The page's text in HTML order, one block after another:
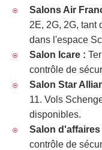
Salons Air
2E, 2G, 2G, tant
dans l'espace
Salon Icare :
contrôle de
Salon Star
11. Vols
disponibles.
Salon
contrôle de